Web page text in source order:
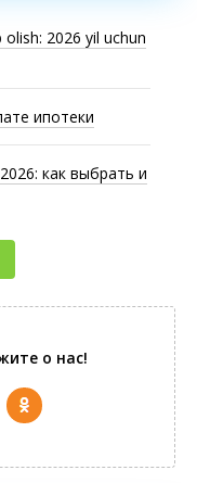
2026 yil uchun
ипотеки
как выбрать и
о нас!